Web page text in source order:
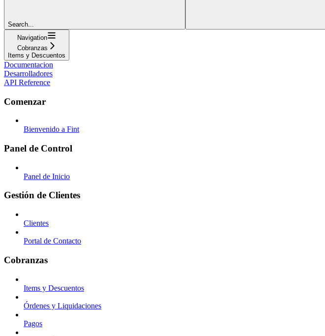
Search...
Navigation
Cobranzas
Items y Descuentos
Documentacion
Desarrolladores
API Reference
Comenzar
Bienvenido a Fint
Panel de Control
Panel de Inicio
Gestión de Clientes
Clientes
Portal de Contacto
Cobranzas
Items y Descuentos
Órdenes y Liquidaciones
Pagos